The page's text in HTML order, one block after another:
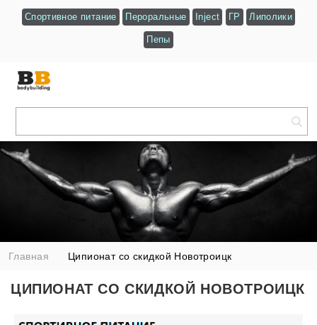
Спортивное питание Пероральные Inject ГР Липолики
Пепы
Главная Ципионат со скидкой Новотроицк
ЦИПИОНАТ СО СКИДКОЙ НОВОТРОИЦК